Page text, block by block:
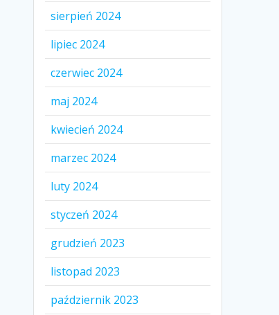
sierpień 2024
lipiec 2024
czerwiec 2024
maj 2024
kwiecień 2024
marzec 2024
luty 2024
styczeń 2024
grudzień 2023
listopad 2023
październik 2023